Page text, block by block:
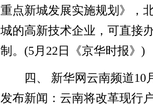
重点新城发展实施规划》，
城的高新技术企业，可直接
制。(5月22日《京华时报》)
四、 新华网云南频道10
发布新闻：云南将改革现行